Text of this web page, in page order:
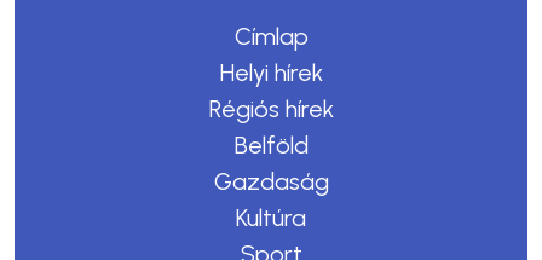
Címlap
Helyi hírek
Régiós hírek
Belföld
Gazdaság
Kultúra
Sport